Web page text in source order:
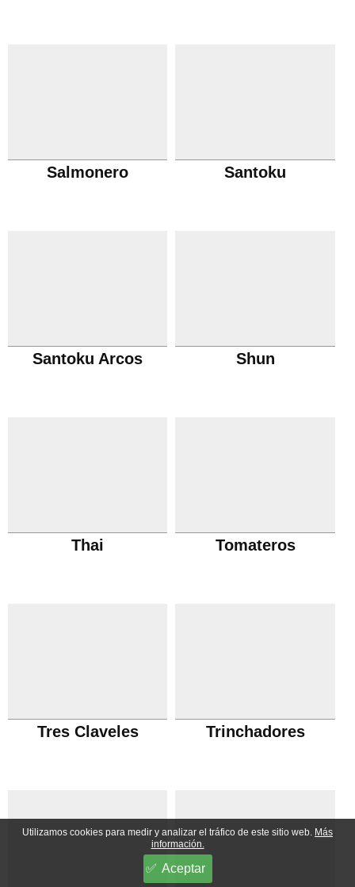
Salmonero Santoku
Santoku Arcos Shun
Thai Tomateros
Tres Claveles Trinchadores
Utilizamos cookies para medir y analizar el tráfico de este sitio web. Más
información.
Aceptar